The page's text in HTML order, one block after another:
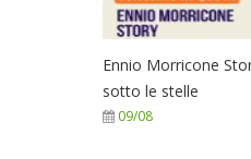
Ennio Morricone
sotto le stelle
09/08